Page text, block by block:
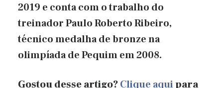
2019 e conta com o trabalho do
treinador Paulo Roberto Ribeiro,
técnico medalha de bronze na
olimpíada de Pequim em 2008.
Gostou desse artigo?Clique aquipara